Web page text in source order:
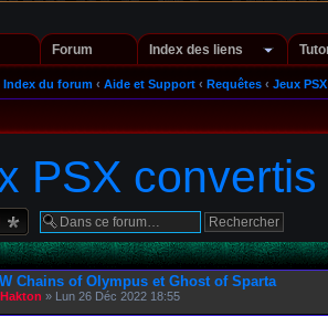
Forum Index des liens
Index du forum ‹ Aide et Support ‹ Requêtes ‹ Jeux
PSX
Chains of Olympus et Ghost of Sparta
Hakton » Lun 26 Déc 2022 18:55